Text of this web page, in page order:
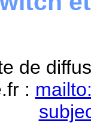
de
: